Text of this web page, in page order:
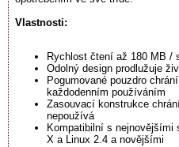
Vlastnosti:
Rychlost čtení až 180 MB /
Odolný design prodlužuje
Pogumované pouzdro
každodenním používáním
Zasouvací konstrukce
nepoužívá
Kompatibilní s
X a Linux 2.4 a novějšími